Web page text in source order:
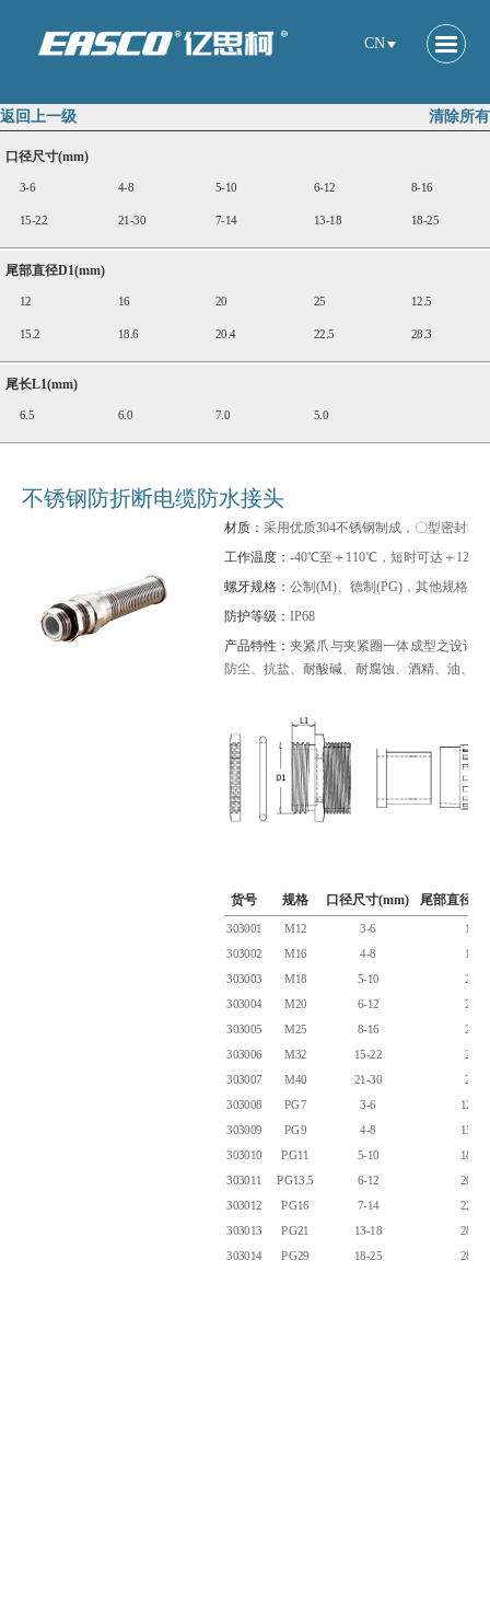
CN
清除所有
返回上一级
口径尺寸(mm)
3-6 4-8 5-10 6-12 8-16
15-22 21-30 7-14 13-18 18-25
尾部直径D1(mm)
12 16 20 25 12.5
15.2 18.6 20.4 22.5 28.3
尾长L1(mm)
6.5 6.0 7.0 5.0
不锈钢防折断电缆防水接头
材质： 采用优质304不锈钢制成，〇型密封圈
工作温度： -40℃至＋110℃，短时可达＋120℃
螺牙规格： 公制(M)、德制(PG)，其他规格可
防护等级： IP68
产品特性： 夹紧爪与夹紧圈一体成型之设计
防尘、抗盐、耐酸碱、耐腐蚀、酒精、油、脂
货号 规格 口径尺寸(mm) 尾部直径
303001 M12 3-6
12
303002
M16 4-8
16
303003
M18 5-10
20
303004
M20 6-12
25
303005
M25 8-16
25
303006
M32 15-22
25
303007
M40 21-30
25
303008
PG7 3-6
12.5
303009
PG9 4-8
15.2
303010
PG11 5-10
18.6
303011
PG13.5 6-12
20.4
303012
PG16 7-14
22.5
303013
PG21 13-18
28.3
303014
PG29 18-25 28.3